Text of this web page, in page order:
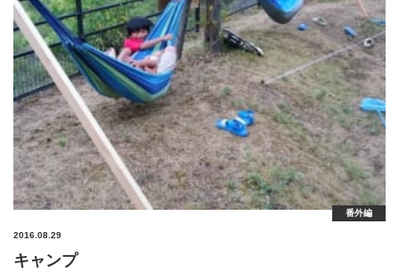
2016.08.29
番外編
キャンプ